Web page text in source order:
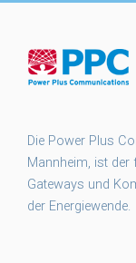
Die Power Plus
Mannheim, ist der
Gateways und
der Energiewende.